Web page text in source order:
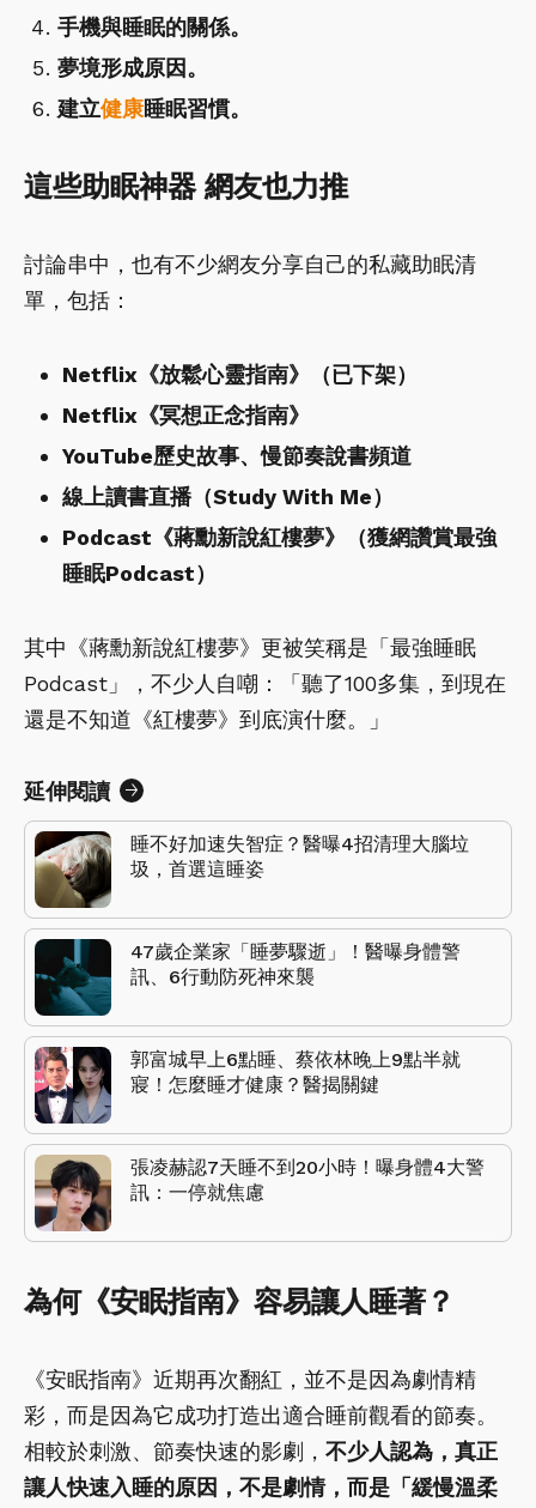
手機與睡眠的關係。
夢境形成原因。
建立健康睡眠習慣。
這些助眠神器 網友也力推
討論串中，也有不少網友分享自己的私藏助眠清
單，包括：
Netflix《放鬆心靈指南》（已下架）
Netflix《冥想正念指南》
YouTube歷史故事、慢節奏說書頻道
線上讀書直播（Study With Me）
Podcast《蔣勳新說紅樓夢》（獲網讚賞最強
睡眠Podcast）
其中《蔣勳新說紅樓夢》更被笑稱是「最強睡眠
Podcast」，不少人自嘲：「聽了100多集，到現在
還是不知道《紅樓夢》到底演什麼。」
延伸閱讀
睡不好加速失智症？醫曝4招清理大腦垃
圾，首選這睡姿
47歲企業家「睡夢驟逝」！醫曝身體警
訊、6行動防死神來襲
郭富城早上6點睡、蔡依林晚上9點半就
寢！怎麼睡才健康？醫揭關鍵
張凌赫認7天睡不到20小時！曝身體4大警
訊：一停就焦慮
為何《安眠指南》容易讓人睡著？
《安眠指南》近期再次翻紅，並不是因為劇情精
彩，而是因為它成功打造出適合睡前觀看的節奏。
相較於刺激、節奏快速的影劇， 不少人認為，真正
讓人快速入睡的原因，不是劇情，而是「緩慢溫柔